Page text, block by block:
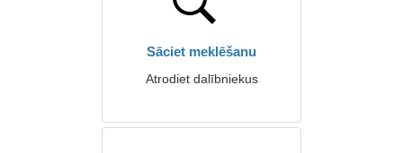
Sāciet meklēšanu
Atrodiet dalībniekus